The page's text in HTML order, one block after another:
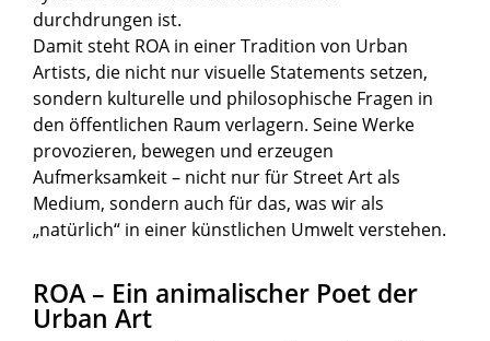
durchdrungen ist.
Damit steht ROA in einer Tradition von Urban
Artists, die nicht nur visuelle Statements setzen,
sondern kulturelle und philosophische Fragen in
den öffentlichen Raum verlagern. Seine Werke
provozieren, bewegen und erzeugen
Aufmerksamkeit – nicht nur für Street Art als
Medium, sondern auch für das, was wir als
„natürlich“ in einer künstlichen Umwelt verstehen.
ROA – Ein animalischer Poet der
Urban Art